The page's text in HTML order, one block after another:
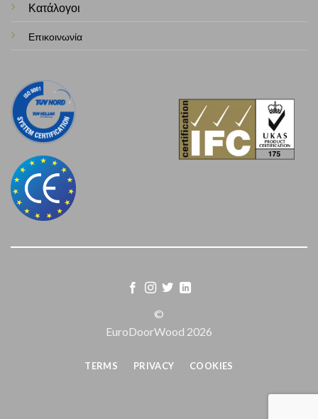
Κατάλογοι
Επικοινωνία
©
EuroDoorWood 2026
TERMS PRIVACY COOKIES